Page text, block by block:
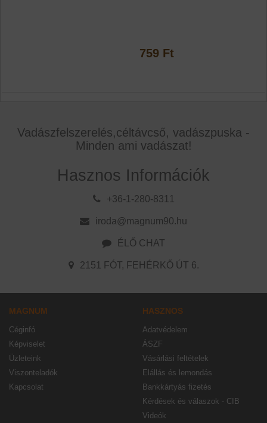
759 Ft
Vadászfelszerelés,céltávcső, vadászpuska -
Minden ami vadászat!
Hasznos Információk
+36-1-280-8311
iroda@magnum90.hu
ÉLŐ CHAT
2151 FÓT, FEHÉRKŐ ÚT 6.
MAGNUM
Céginfó
Képviselet
Üzleteink
Viszonteladók
Kapcsolat
HASZNOS
Adatvédelem
ÁSZF
Vásárlási feltételek
Elállás és lemondás
Bankkártyás fizetés
Kérdések és válaszok - CIB
Videók